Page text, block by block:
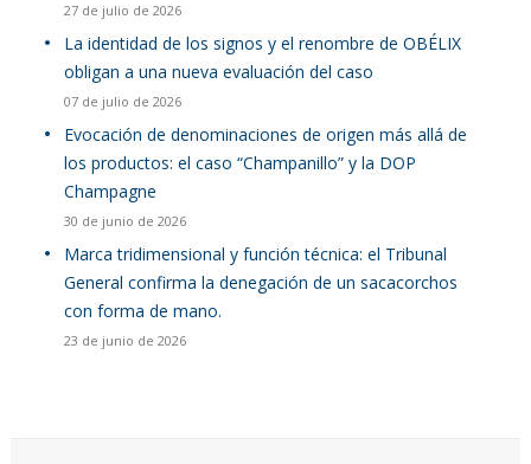
27 de julio de 2026
La identidad de los signos y el renombre de OBÉLIX
obligan a una nueva evaluación del caso
07 de julio de 2026
Evocación de denominaciones de origen más allá de
los productos: el caso “Champanillo” y la DOP
Champagne
30 de junio de 2026
Marca tridimensional y función técnica: el Tribunal
General confirma la denegación de un sacacorchos
con forma de mano.
23 de junio de 2026